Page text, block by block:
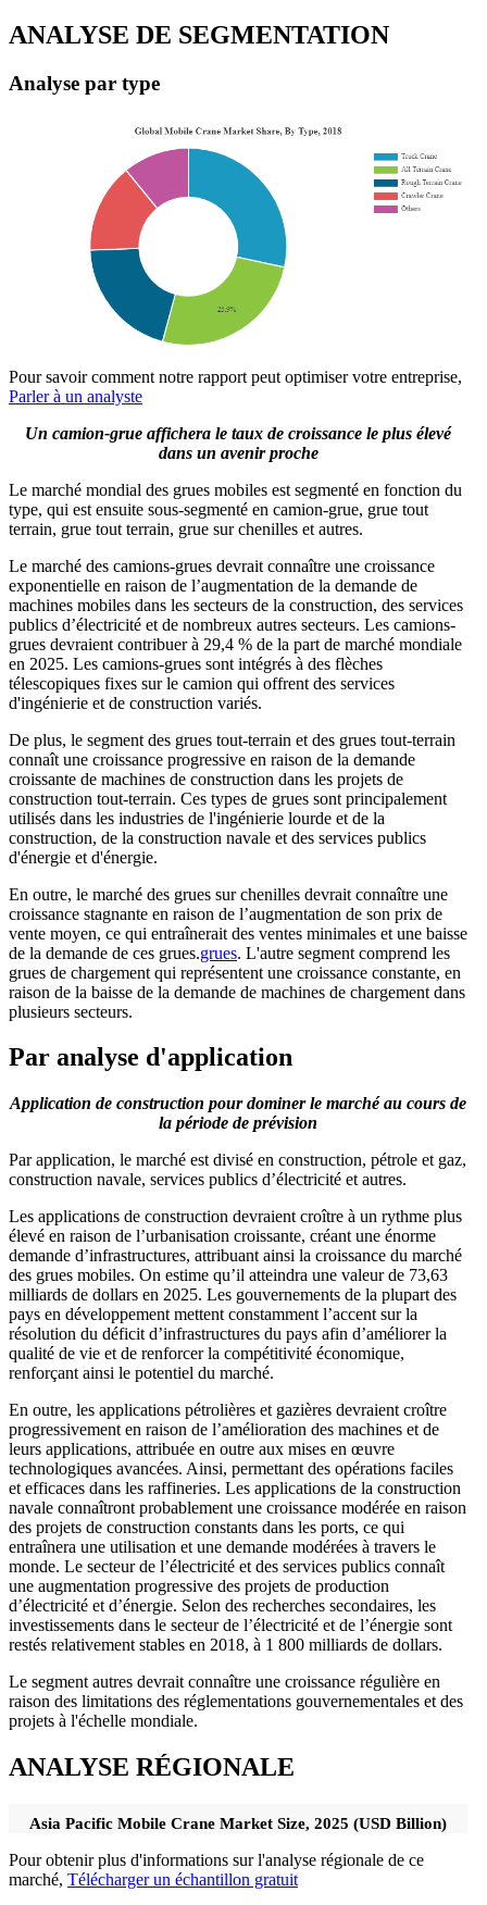
ANALYSE DE SEGMENTATION
Analyse par type
Pour savoir comment notre rapport peut optimiser votre entreprise,
Parler à un analyste
Un camion-grue affichera le taux de croissance le plus élevé
dans un avenir proche
Le marché mondial des grues mobiles est segmenté en fonction du
type, qui est ensuite sous-segmenté en camion-grue, grue tout
terrain, grue tout terrain, grue sur chenilles et autres.
Le marché des camions-grues devrait connaître une croissance
exponentielle en raison de l’augmentation de la demande de
machines mobiles dans les secteurs de la construction, des services
publics d’électricité et de nombreux autres secteurs. Les camions-
grues devraient contribuer à 29,4 % de la part de marché mondiale
en 2025. Les camions-grues sont intégrés à des flèches
télescopiques fixes sur le camion qui offrent des services
d'ingénierie et de construction variés.
De plus, le segment des grues tout-terrain et des grues tout-terrain
connaît une croissance progressive en raison de la demande
croissante de machines de construction dans les projets de
construction tout-terrain. Ces types de grues sont principalement
utilisés dans les industries de l'ingénierie lourde et de la
construction, de la construction navale et des services publics
d'énergie et d'énergie.
En outre, le marché des grues sur chenilles devrait connaître une
croissance stagnante en raison de l’augmentation de son prix de
vente moyen, ce qui entraînerait des ventes minimales et une baisse
de la demande de ces grues.grues. L'autre segment comprend les
grues de chargement qui représentent une croissance constante, en
raison de la baisse de la demande de machines de chargement dans
plusieurs secteurs.
Par analyse d'application
Application de construction pour dominer le marché au cours de
la période de prévision
Par application, le marché est divisé en construction, pétrole et gaz,
construction navale, services publics d’électricité et autres.
Les applications de construction devraient croître à un rythme plus
élevé en raison de l’urbanisation croissante, créant une énorme
demande d’infrastructures, attribuant ainsi la croissance du marché
des grues mobiles. On estime qu’il atteindra une valeur de 73,63
milliards de dollars en 2025. Les gouvernements de la plupart des
pays en développement mettent constamment l’accent sur la
résolution du déficit d’infrastructures du pays afin d’améliorer la
qualité de vie et de renforcer la compétitivité économique,
renforçant ainsi le potentiel du marché.
En outre, les applications pétrolières et gazières devraient croître
progressivement en raison de l’amélioration des machines et de
leurs applications, attribuée en outre aux mises en œuvre
technologiques avancées. Ainsi, permettant des opérations faciles
et efficaces dans les raffineries. Les applications de la construction
navale connaîtront probablement une croissance modérée en raison
des projets de construction constants dans les ports, ce qui
entraînera une utilisation et une demande modérées à travers le
monde. Le secteur de l’électricité et des services publics connaît
une augmentation progressive des projets de production
d’électricité et d’énergie. Selon des recherches secondaires, les
investissements dans le secteur de l’électricité et de l’énergie sont
restés relativement stables en 2018, à 1 800 milliards de dollars.
Le segment autres devrait connaître une croissance régulière en
raison des limitations des réglementations gouvernementales et des
projets à l'échelle mondiale.
ANALYSE RÉGIONALE
Asia Pacific Mobile Crane Market Size, 2025 (USD Billion)
Pour obtenir plus d'informations sur l'analyse régionale de ce
marché, Télécharger un échantillon gratuit